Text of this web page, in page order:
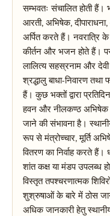
सम्भवतः संचालित होती हैं।
आरती, अभिषेक,
अर्पित करते हैं। नवरात्रि के
कीर्तन और भजन होते हैं।
लालित्य सहस्रनाम और देवी
श्रद्धालु बाधा-निवारण
हैं। कुछ भक्तों द्वारा
हवन और नीलकण्ठ
जाने की संभावना है।
रूप से मंत्रोच्चार, मूर्ति
वितरण का निर्वाह करते
शांत कक्ष या मंडप उपलब्ध
विस्तृत तपश्चरणात्मक
शुश्रुषाओं के बारे में ठोस
अधिक जानकारी हेतु